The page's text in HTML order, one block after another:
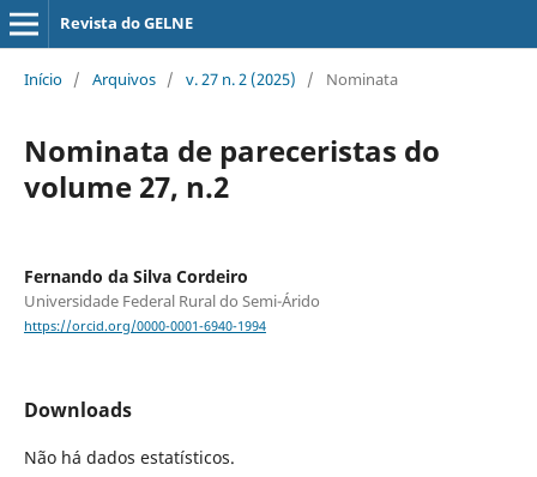
Revista do GELNE
Início / Arquivos / v. 27 n. 2 (2025) / Nominata
Nominata de pareceristas do
volume 27, n.2
Fernando da Silva Cordeiro
Universidade Federal Rural do Semi-Árido
https://orcid.org/0000-0001-6940-1994
Downloads
Não há dados estatísticos.